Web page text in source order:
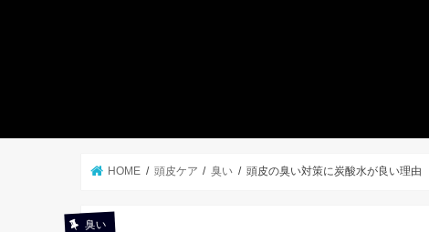
HOME 頭皮ケア 臭い 頭皮の臭い対策に炭酸水が良い理由
臭い